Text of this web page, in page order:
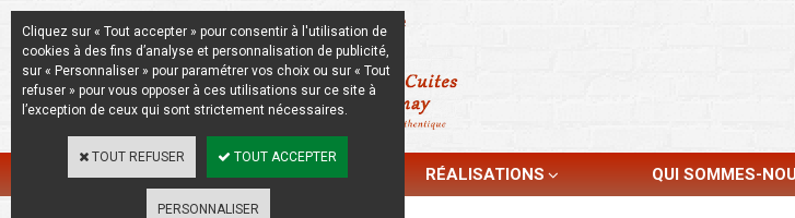
La Beauté de l'Authentique
CATALOGUE RÉALISATIONS QUI SOMMES-
Cliquez sur « Tout accepter » pour consentir à l'utilisation de
cookies à des fins d’analyse et personnalisation de publicité,
sur « Personnaliser » pour paramétrer vos choix ou sur « Tout
refuser » pour vous opposer à ces utilisations sur ce site à
l’exception de ceux qui sont strictement nécessaires.
TOUT REFUSER TOUT ACCEPTER
PERSONNALISER